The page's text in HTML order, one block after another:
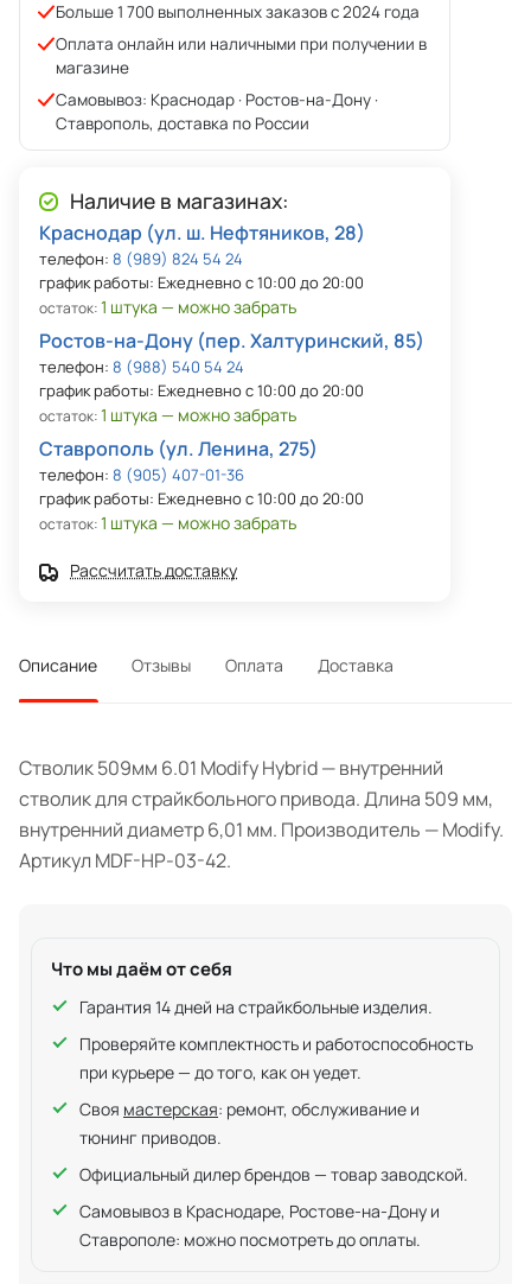
Больше 1 700 выполненных заказов с 2024 года
Оплата онлайн или наличными при получении в
магазине
Самовывоз: Краснодар · Ростов-на-Дону ·
Ставрополь, доставка по России
Наличие в магазинах:
Краснодар (ул. ш. Нефтяников, 28)
телефон: 8 (989) 824 54 24
график работы: Ежедневно с 10:00 до 20:00
остаток:1 штука — можно забрать
Ростов-на-Дону (пер. Халтуринский, 85)
телефон: 8 (988) 540 54 24
график работы: Ежедневно с 10:00 до 20:00
остаток:1 штука — можно забрать
Ставрополь (ул. Ленина, 275)
телефон: 8 (905) 407-01-36
график работы: Ежедневно с 10:00 до 20:00
остаток:1 штука — можно забрать
Рассчитать доставку
Описание Отзывы Оплата Доставка
Стволик 509мм 6.01 Modify Hybrid — внутренний
стволик для страйкбольного привода. Длина 509 мм,
внутренний диаметр 6,01 мм. Производитель — Modify.
Артикул MDF-HP-03-42.
Что мы даём от себя
Гарантия 14 дней на страйкбольные изделия.
Проверяйте комплектность и работоспособность
при курьере — до того, как он уедет.
Своя мастерская: ремонт, обслуживание и
тюнинг приводов.
Официальный дилер брендов — товар заводской.
Самовывоз в Краснодаре, Ростове-на-Дону и
Ставрополе: можно посмотреть до оплаты.